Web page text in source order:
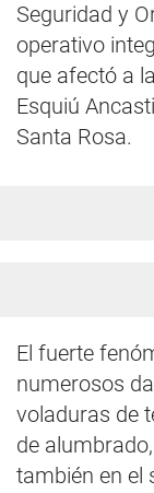
Seguridad y
operativo
que afectó a
Esquiú
Santa Rosa.
El fuerte
numerosos
voladuras de
de
también en el